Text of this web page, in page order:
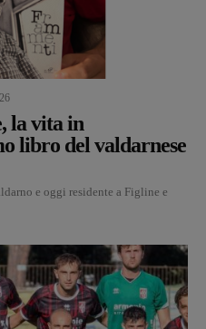
la vita in
libro del valdarnese
e oggi residente a Figline e